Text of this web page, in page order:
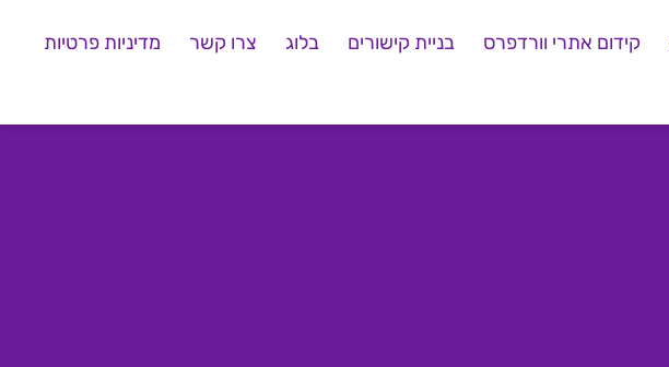
קידום אתרי וורדפרס בניית קישורים בלוג צרו קשר מדיניות פרטיות